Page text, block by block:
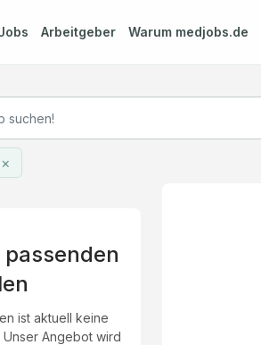
Arbeitgeber Warum medjobs.de
×
passenden
ist aktuell keine
Angebot wird